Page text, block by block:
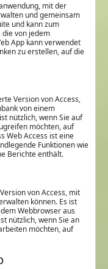
mit der
und gemeinsam
und kann zum
die von jedem
App kann verwendet
zu erstellen, auf die
Version von Access,
von einem
nützlich, wenn Sie auf
möchten, auf
Web Access ist eine
Funktionen wie
Berichte enthält.
von Access, mit
können. Es ist
Webbrowser aus
nützlich, wenn Sie an
möchten, auf